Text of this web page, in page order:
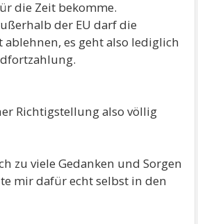
die Zeit bekomme.
der EU darf die
ablehnen, es geht also lediglich
Richtigstellung also völlig
zu viele Gedanken und Sorgen
mir dafür echt selbst in den